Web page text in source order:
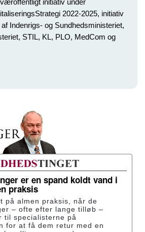
2022-2025, initiativ
Indenrigs- og Sundhedsministeriet,
STIL, KL, PLO, MedCom og
er en spand koldt vand i
praksis
på almen praksis, når de
– ofte efter lange tilløb –
til specialisterne på
for at få dem retur med en